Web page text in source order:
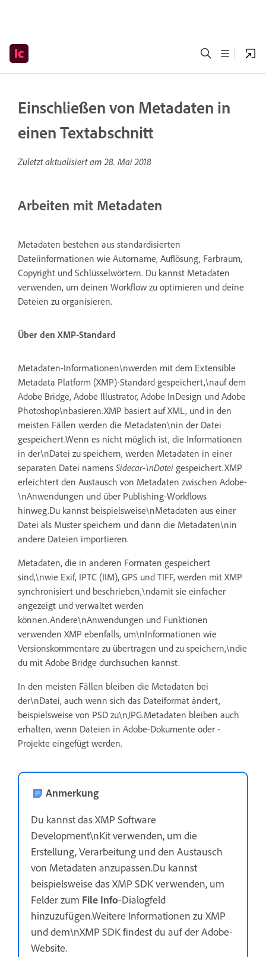
Einschließen von Metadaten in
einen Textabschnitt
Zuletzt aktualisiert am28. Mai 2018
Arbeiten mit Metadaten
Metadaten bestehen aus standardisierten
Dateiinformationen wie Autorname, Auflösung, Farbraum,
Copyright und Schlüsselwörtern. Du kannst Metadaten
verwenden, um deinen Workflow zu optimieren und deine
Dateien zu organisieren.
Über den XMP-Standard
Metadaten-Informationen\nwerden mit dem Extensible
Metadata Platform (XMP)-Standard gespeichert,\nauf dem
Adobe Bridge, Adobe Illustrator, Adobe InDesign und Adobe
Photoshop\nbasieren.XMP basiert auf XML, und in den
meisten Fällen werden die Metadaten\nin der Datei
gespeichert.Wenn es nicht möglich ist, die Informationen
in der\nDatei zu speichern, werden Metadaten in einer
separaten Datei namens Sidecar-\nDatei gespeichert.XMP
erleichtert den Austausch von Metadaten zwischen Adobe-
\nAnwendungen und über Publishing-Workflows
hinweg.Du kannst beispielsweise\nMetadaten aus einer
Datei als Muster speichern und dann die Metadaten\nin
andere Dateien importieren.
Metadaten, die in anderen Formaten gespeichert
sind,\nwie Exif, IPTC (IIM), GPS und TIFF, werden mit XMP
synchronisiert und beschrieben,\ndamit sie einfacher
angezeigt und verwaltet werden
können.Andere\nAnwendungen und Funktionen
verwenden XMP ebenfalls, um\nInformationen wie
Versionskommentare zu übertragen und zu speichern,\ndie
du mit Adobe Bridge durchsuchen kannst.
In den meisten Fällen bleiben die Metadaten bei
der\nDatei, auch wenn sich das Dateiformat ändert,
beispielsweise von PSD zu\nJPG.Metadaten bleiben auch
erhalten, wenn Dateien in Adobe-Dokumente oder -
Projekte eingefügt werden.
Anmerkung
Du kannst das XMP Software
Development\nKit verwenden, um die
Erstellung, Verarbeitung und den Austausch
von Metadaten anzupassen.Du kannst
beispielsweise das XMP SDK verwenden, um
Felder zum File Info-Dialogfeld
hinzuzufügen.Weitere Informationen zu XMP
und dem\nXMP SDK findest du auf der Adobe-
Website.